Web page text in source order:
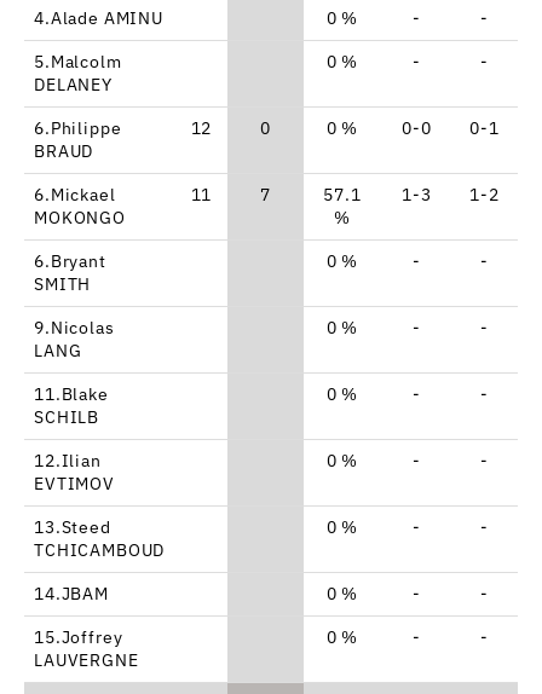
4.Alade AMINU 0 % -
-
5.Malcolm
DELANEY
0 % - -
6.Philippe
BRAUD
12 0 0 % 0-0 0-1
6.Mickael
MOKONGO
11 7
57.1
%
1-3 1-2
6.Bryant
SMITH
0 % - -
9.Nicolas
LANG
0 % - -
11.Blake
SCHILB
0 % - -
12.Ilian
EVTIMOV
0 % - -
13.Steed
TCHICAMBOUD
0 % - -
14.JBAM 0 % -
-
15.Joffrey
LAUVERGNE
0 % - -